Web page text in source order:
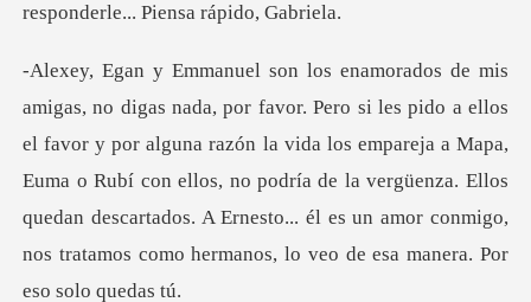
Salir
Instalar APP
responder
r y por alguna razón la vida los empareja a Mapa,
Euma o Rubí con ellos, no podría de la vergüenza. Ellos
quedan desc